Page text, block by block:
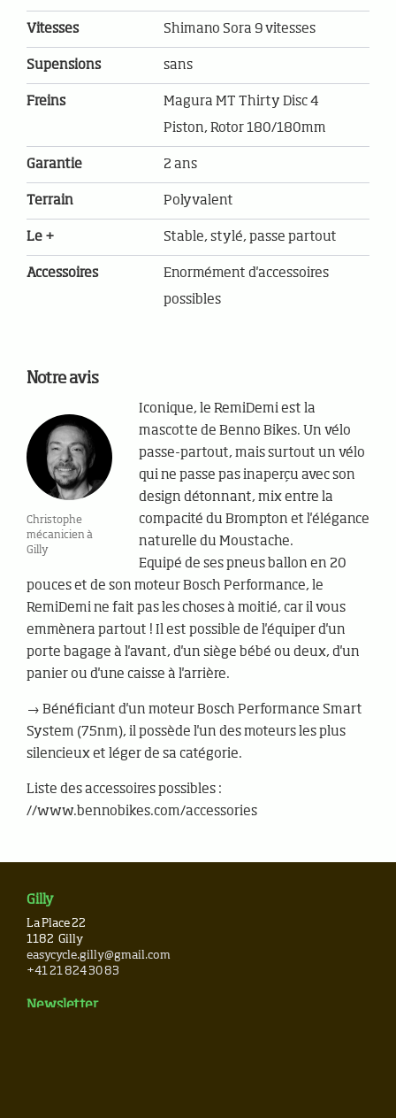
Vitesses Shimano Sora 9 vitesses
Supensions sans
Freins
Magura MT Thirty Disc 4
Piston, Rotor 180/180mm
Garantie 2 ans
Terrain Polyvalent
Le + Stable, stylé, passe partout
Accessoires
Enormément d'accessoires
possibles
Notre avis
Christophe
mécanicien à
Gilly
Iconique, le RemiDemi est la
mascotte de Benno Bikes. Un vélo
passe-partout, mais surtout un vélo
qui ne passe pas inaperçu avec son
design détonnant, mix entre la
compacité du Brompton et l'élégance
naturelle du Moustache.
Equipé de ses pneus ballon en 20
pouces et de son moteur Bosch Performance, le
RemiDemi ne fait pas les choses à moitié, car il vous
emmènera partout ! Il est possible de l'équiper d'un
porte bagage à l'avant, d'un siège bébé ou deux, d'un
panier ou d'une caisse à l'arrière.
→ Bénéficiant d'un moteur Bosch Performance Smart
System (75nm), il possède l'un des moteurs les plus
silencieux et léger de sa catégorie.
Liste des accessoires possibles :
//www.bennobikes.com/accessories
Gilly
La Place 22
1182 Gilly
easycycle.gilly@gmail.com
+41 21 824 30 83
Newsletter